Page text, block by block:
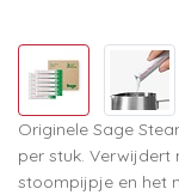
Originele Sage
per stuk. Verwijdert
stoompijpje en het